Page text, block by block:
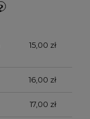
15,00 zł
16,00 zł
17,00 zł